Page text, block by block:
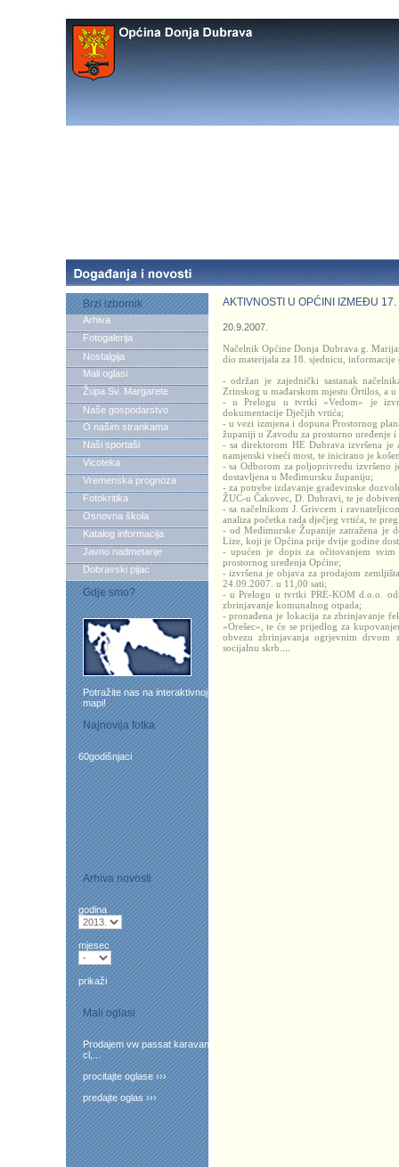
Brzi izbornik
Arhiva
Fotogalerija
Nostalgija
Mali oglasi
Župa Sv. Margarete
Naše gospodarstvo
O našim strankama
Naši sportaši
Vicoteka
Vremenska prognoza
Fotokritika
Osnovna škola
Katalog informacija
Javno nadmetanje
Dobravski pijac
Gdje smo?
Potražite nas na interaktivnoj
mapi!
Najnovija fotka
60godišnjaci
Arhiva novosti
godina
mjesec
prikaži
Mali oglasi
Prodajem vw passat karavan
cl,...
procitajte oglase ›››
predajte oglas ›››
AKTIVNOSTI U OPĆINI IZMEĐU
20.9.2007.
Načelnik Općine Donja Dubrava g.
dio materijala za 18. sjednicu,
- održan je zajednički sastanak
Zrinskog u mađarskom mjestu Örtilos, a
- u Prelogu u tvrtki «Vedom» je
dokumentacije Dječjih vrtića;
- u vezi izmjena i dopuna Prostornog
županiji u Zavodu za prostorno uređenje i
- sa direktorom HE Dubrava izvršena
namjenski viseći most, te inicirano je
- sa Odborom za poljoprivredu izvršeno
dostavljena u Međimursku županiju;
- za potrebe izdavanje građevinske
ŽUC-u Čakovec, D. Dubravi, te je
- sa načelnikom J. Grivcem i
analiza početka rada dječjeg vrtića, te
- od Međimurske Županije zatražena je
Lize, koji je Općina prije dvije godine
- upućen je dopis za očitovanjem svim
prostornog uređenja Općine;
- izvršena je objava za prodajom
24.09.2007. u 11,00 sati;
- u Prelogu u tvrtki PRE-KOM d.o.o.
zbrinjavanje komunalnog otpada;
- pronađena je lokacija za zbrinjavanje
«Orešec», te će se prijedlog za
obvezu zbrinjavanja ogrjevnim drvom
socijalnu skrb.